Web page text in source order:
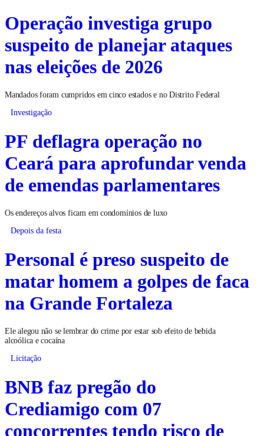
Operação investiga grupo
suspeito de planejar ataques
nas eleições de 2026
Mandados foram cumpridos em cinco estados e no Distrito Federal
Investigação
PF deflagra operação no
Ceará para aprofundar venda
de emendas parlamentares
Os endereços alvos ficam em condomínios de luxo
Depois da festa
Personal é preso suspeito de
matar homem a golpes de faca
na Grande Fortaleza
Ele alegou não se lembrar do crime por estar sob efeito de bebida
alcoólica e cocaína
Licitação
BNB faz pregão do
Crediamigo com 07
concorrentes tendo risco de